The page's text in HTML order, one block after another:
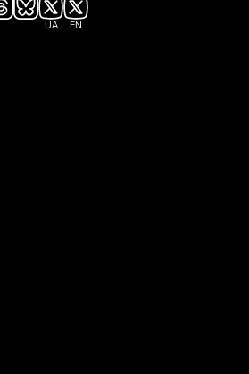
UA EN